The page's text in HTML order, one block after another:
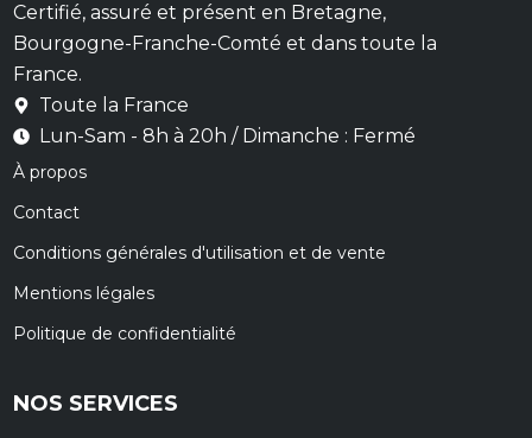
Certifié, assuré et présent en Bretagne,
Bourgogne-Franche-Comté et dans toute la
France.
Toute la France
Lun-Sam - 8h à 20h / Dimanche : Fermé
À propos
Contact
Conditions générales d'utilisation et de vente
Mentions légales
Politique de confidentialité
NOS SERVICES